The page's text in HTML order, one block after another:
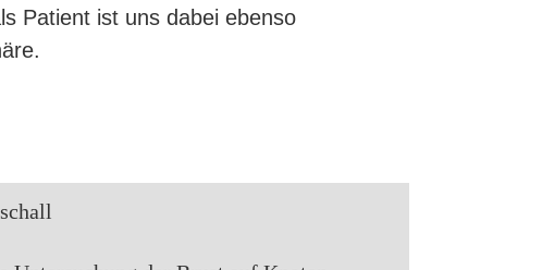
Patient ist uns dabei ebenso